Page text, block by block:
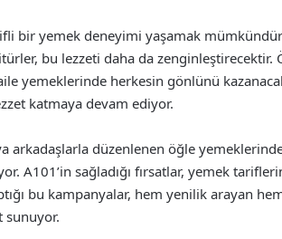
bir yemek deneyimi yaşamak
bu lezzeti daha da zenginleştirecektir.
yemeklerinde herkesin gönlünü
katmaya devam ediyor.
arkadaşlarla düzenlenen öğle
A101’in sağladığı fırsatlar, yemek
bu kampanyalar, hem yenilik arayan
sunuyor.